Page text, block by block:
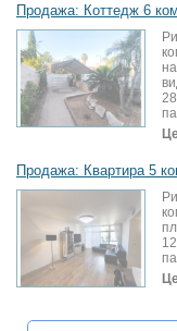
Продажа: Коттедж 6
Продажа: Квартира 5